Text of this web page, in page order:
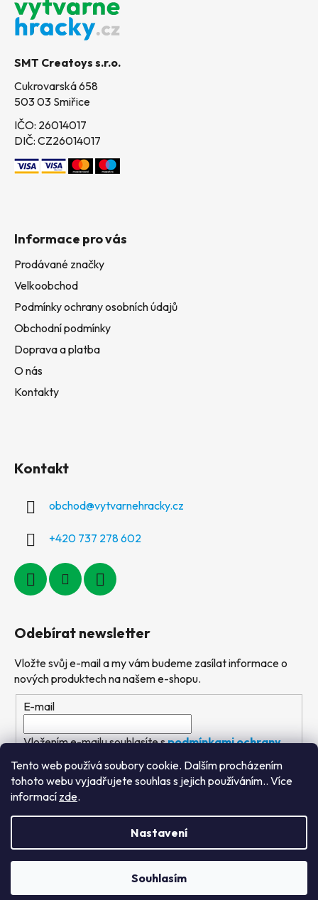
Tento web používá soubory cookie. Dalším procházením
tohoto webu vyjadřujete souhlas s jejich používáním.. Více
informací zde.
Nastavení
Souhlasím
SMT Creatoys s.r.o.
Cukrovarská 658
503 03 Smiřice
IČO: 26014017
DIČ: CZ26014017
Informace pro vás
Prodávané značky
Velkoobchod
Podmínky ochrany osobních údajů
Obchodní podmínky
Doprava a platba
O nás
Kontakty
Kontakt
obchod@vytvarnehracky.cz
+420 737 278 602
Odebírat newsletter
Vložte svůj e-mail a my vám budeme zasílat informace o
nových produktech na našem e-shopu.
E-mail
Vložením e-mailu souhlasíte spodmínkami ochrany
osobních údajů
PŘIHLÁSIT SE
Výtvarné hračky